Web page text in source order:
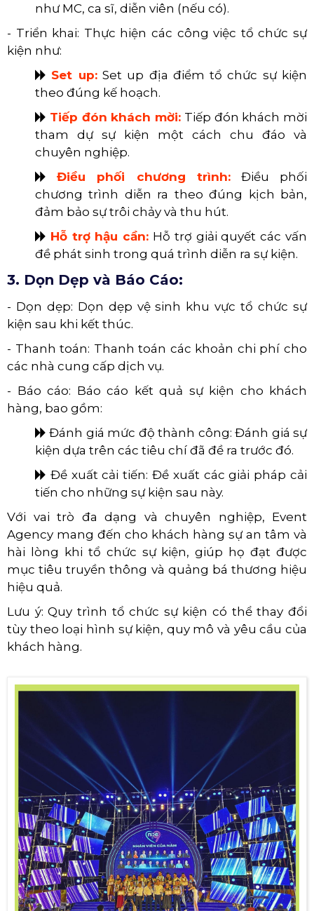
như MC, ca sĩ, diễn viên (nếu có).
- Triển khai: Thực hiện các công việc tổ chức sự
kiện như:
Set up:Set up địa điểm tổ chức sự kiện
theo đúng kế hoạch.
Tiếp đón khách mời: Tiếp đón khách mời
tham dự sự kiện một cách chu đáo và
chuyên nghiệp.
​​​​​​​Điều phối chương trình:Điều phối
chương trình diễn ra theo đúng kịch bản,
đảm bảo sự trôi chảy và thu hút.
Hỗ trợ hậu cần: Hỗ trợ giải quyết các vấn
đề phát sinh trong quá trình diễn ra sự kiện.
3. Dọn Dẹp và Báo Cáo:
- Dọn dẹp: Dọn dẹp vệ sinh khu vực tổ chức sự
kiện sau khi kết thúc.
- Thanh toán: Thanh toán các khoản chi phí cho
các nhà cung cấp dịch vụ.
- Báo cáo: Báo cáo kết quả sự kiện cho khách
hàng, bao gồm:
​​​​​​​Đánh giá mức độ thành công: Đánh giá sự
kiện dựa trên các tiêu chí đã đề ra trước đó.
Đề xuất cải tiến: Đề xuất các giải pháp cải
tiến cho những sự kiện sau này.
Với vai trò đa dạng và chuyên nghiệp, Event
Agency mang đến cho khách hàng sự an tâm và
hài lòng khi tổ chức sự kiện, giúp họ đạt được
mục tiêu truyền thông và quảng bá thương hiệu
hiệu quả.
Lưu ý: Quy trình tổ chức sự kiện có thể thay đổi
tùy theo loại hình sự kiện, quy mô và yêu cầu của
khách hàng.